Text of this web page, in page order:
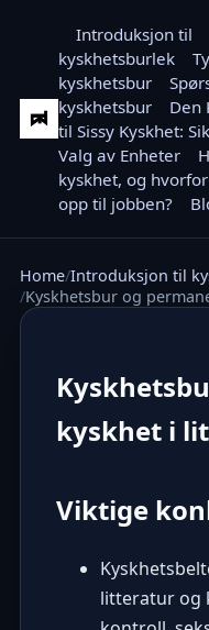
Introduksjon til
kyskhetsburlek
kyskhetsbur
kyskhetsbur
Den
til Sissy Kyskhet:
Valg av Enheter
kyskhet, og
opp til jobben?
Home Introduksjon til
Kyskhetsbur og
kyskhet i
Viktige
litteratur og